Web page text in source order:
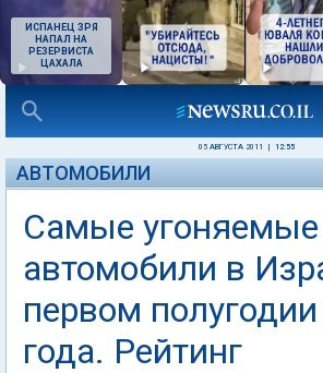
ИСПАНЕЦ ЗРЯ
НАПАЛ НА
РЕЗЕРВИСТА
ЦАХАЛА
05 АВГУСТА 2011 12:55
АВТОМОБИЛИ
Самые угоняемые
автомобили в
первом
года. Рейтинг